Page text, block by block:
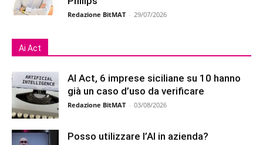
Redazione BitMAT - 29/07/2026
Ai Act
AI Act, 6 imprese siciliane su 10 hanno
già un caso d’uso da verificare
Redazione BitMAT - 03/08/2026
Posso utilizzare l’AI in azienda?